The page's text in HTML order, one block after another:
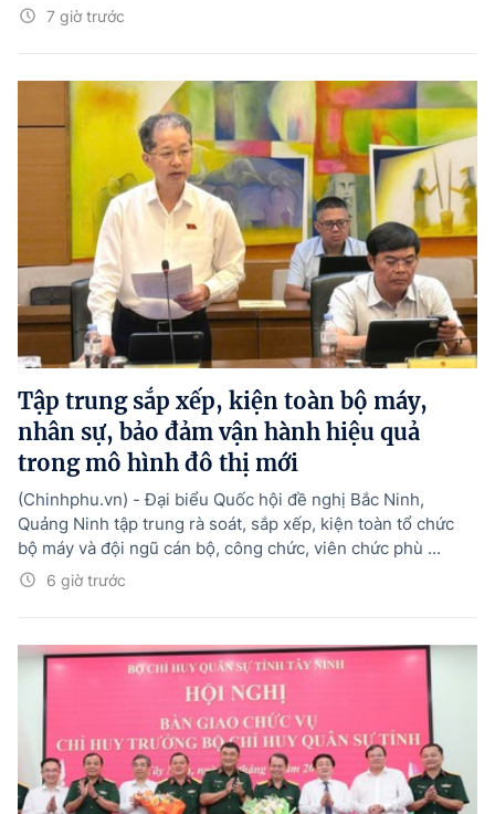
7 giờ trước
Tập trung sắp xếp, kiện toàn bộ máy,
nhân sự, bảo đảm vận hành hiệu quả
trong mô hình đô thị mới
6 giờ trước
(Chinhphu.vn) - Đại biểu Quốc hội đề nghị Bắc Ninh,
Quảng Ninh tập trung rà soát, sắp xếp, kiện toàn tổ chức
bộ máy và đội ngũ cán bộ, công chức, viên chức phù ...